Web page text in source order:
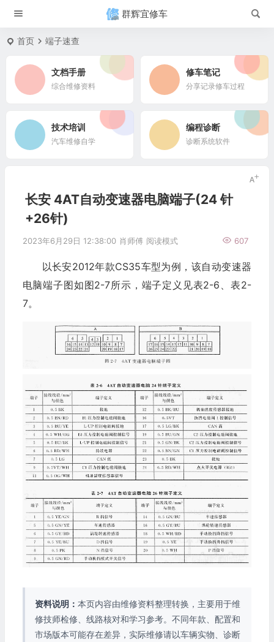
群辉宜修车
首页 端子速查
文档手册
综合维修资料
修车笔记
分享记录修车过程
技术培训
汽车维修自学
编程诊断
诊断系统软件
长安 4AT自动变速器电脑端子(24 针
+26针)
2023年6月29日 12:38:00 肖师傅 607
阅读模式
以长安2012年款CS35车型为例，该自动变速器
电脑端子图如图2-7所示，端子定义见表2-6、表2-
7。
资料说明： 本页内容由维修资料整理转换，主要用于维
修技师检修、线路核对和学习参考。不同年款、配置和
市场版本可能存在差异，实际维修请以车辆实物、诊断